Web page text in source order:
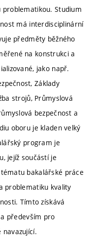
problematikou. Studium
má interdisciplinární
předměty běžného
na konstrukci a
jako např.
Základy
strojů, Průmyslová
bezpečnost a
oboru je kladen velký
program je
jejíž součástí je
bakalářské práce
problematiku kvality
Tímto získává
především pro